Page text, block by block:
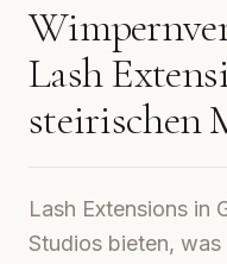
Lash
steirischen
Lash Extensions in
Studios bieten,